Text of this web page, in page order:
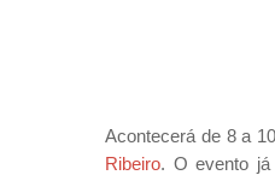
Acontecerá de 8 a
Ribeiro. O evento já